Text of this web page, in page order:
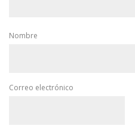
Nombre
Correo electrónico